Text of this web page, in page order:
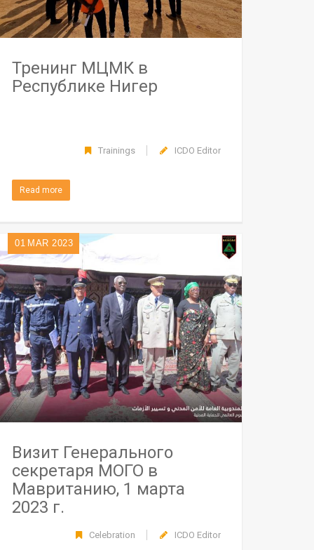
Тренинг МЦМК в
Республике Нигер
Trainings ICDO Editor
Read more
01 MAR 2023
Визит Генерального
секретаря МОГО в
Мавританию, 1 марта
2023 г.
Celebration ICDO Editor